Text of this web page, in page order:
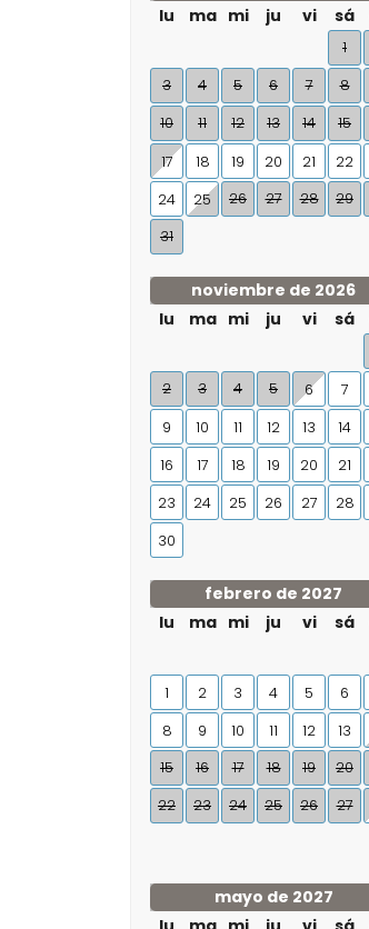
lu
ma mi ju vi sá
1
3
4 5 6 7 8
10
11 12 13 14 15
17 18 19 20 21 22
24
25 26 27 28 29
31
noviembre de 2026
lu
ma mi ju vi sá
2
3 4 5 6 7
9
10 11 12 13 14
16
17 18 19 20 21
23
24 25 26 27 28
30
febrero de 2027
lu
ma mi ju vi sá
1 2 3 4 5 6
8
9 10 11 12 13
15
16 17 18 19 20
22
23 24 25 26 27
mayo de 2027